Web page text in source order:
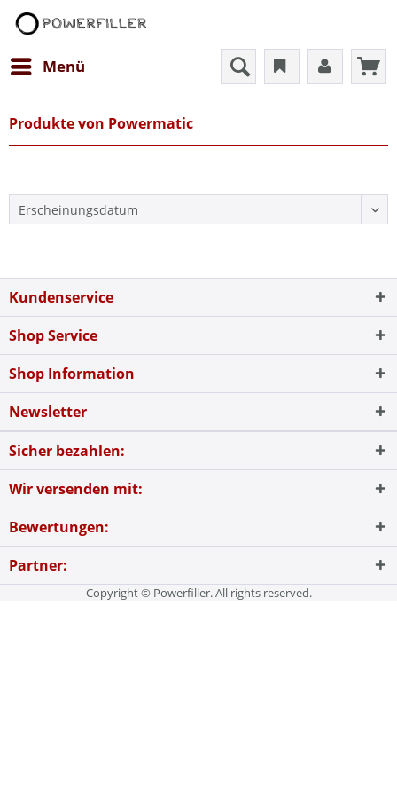
Menü
Produkte von Powermatic
Kundenservice
Shop Service
Shop Information
Newsletter
Sicher bezahlen:
Wir versenden mit:
Bewertungen:
Partner:
Copyright © Powerfiller. All rights reserved.